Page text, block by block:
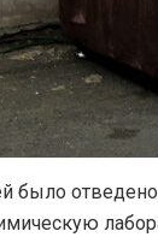
было